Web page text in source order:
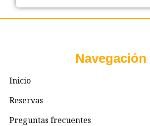
Navegación
Inicio
Reservas
Preguntas frecuentes